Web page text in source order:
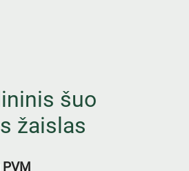
šuo
žaislas
PVM